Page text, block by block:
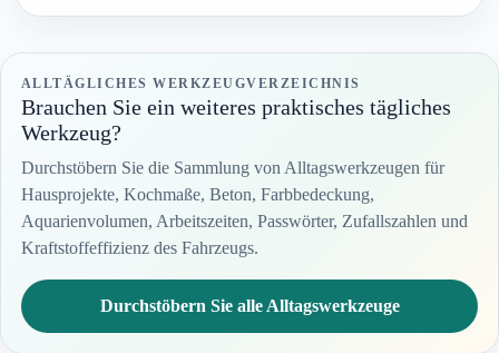
ALLTÄGLICHES WERKZEUGVERZEICHNIS
Brauchen Sie ein weiteres praktisches tägliches
Werkzeug?
Durchstöbern Sie die Sammlung von Alltagswerkzeugen für
Hausprojekte, Kochmaße, Beton, Farbbedeckung,
Aquarienvolumen, Arbeitszeiten, Passwörter, Zufallszahlen und
Kraftstoffeffizienz des Fahrzeugs.
Durchstöbern Sie alle Alltagswerkzeuge